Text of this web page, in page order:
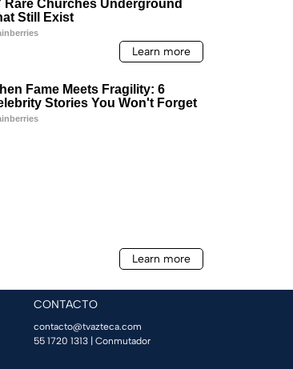
CONTACTO
contacto@tvazteca.com
55 1720 1313 | Conmutador